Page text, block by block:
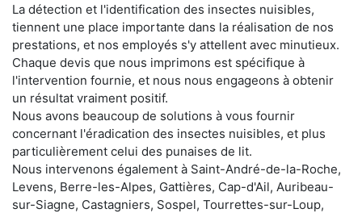
La détection et l'identification des insectes nuisibles,
tiennent une place importante dans la réalisation de nos
prestations, et nos employés s'y attellent avec minutieux.
Chaque devis que nous imprimons est spécifique à
l'intervention fournie, et nous nous engageons à obtenir
un résultat vraiment positif.
Nous avons beaucoup de solutions à vous fournir
concernant l'éradication des insectes nuisibles, et plus
particulièrement celui des punaises de lit.
Nous intervenons également à Saint-André-de-la-Roche,
Levens, Berre-les-Alpes, Gattières, Cap-d'Ail, Auribeau-
sur-Siagne, Castagniers, Sospel, Tourrettes-sur-Loup,